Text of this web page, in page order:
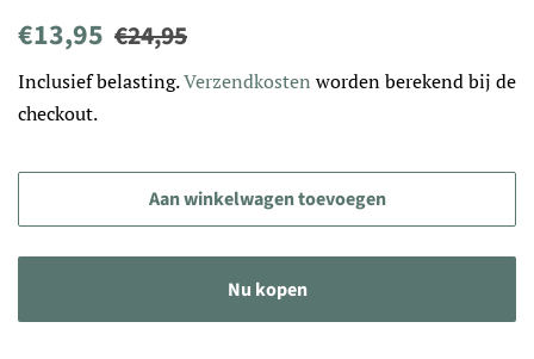
Normale
€13,95 Aanbiedingsprijs
€24,95
Inclusief belasting.Verzendkosten worden berekend bij de
checkout.
Aan winkelwagen toevoegen
Nu kopen